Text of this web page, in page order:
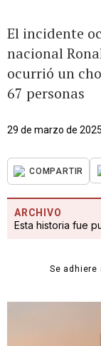
El incidente
nacional
ocurrió un
67 personas
29 de marzo de
COMPARTIR
ARCHIVO
Esta historia fue
Se